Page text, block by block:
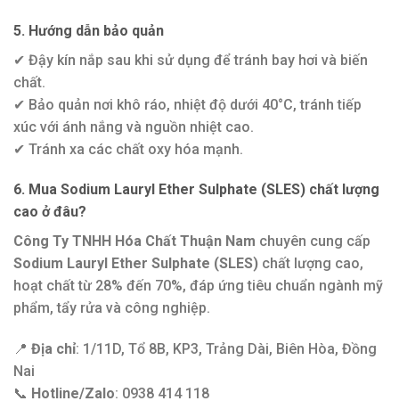
5. Hướng dẫn bảo quản
✔ Đậy kín nắp sau khi sử dụng để tránh bay hơi và biến
chất.
✔ Bảo quản nơi khô ráo, nhiệt độ dưới 40°C, tránh tiếp
xúc với ánh nắng và nguồn nhiệt cao.
✔ Tránh xa các chất oxy hóa mạnh.
6. Mua Sodium Lauryl Ether Sulphate (SLES) chất lượng
cao ở đâu?
Công Ty TNHH Hóa Chất Thuận Nam chuyên cung cấp
Sodium Lauryl Ether Sulphate (SLES) chất lượng cao,
hoạt chất từ 28% đến 70%, đáp ứng tiêu chuẩn ngành mỹ
phẩm, tẩy rửa và công nghiệp.
📍 Địa chỉ: 1/11D, Tổ 8B, KP3, Trảng Dài, Biên Hòa, Đồng
Nai
📞 Hotline/Zalo: 0938 414 118